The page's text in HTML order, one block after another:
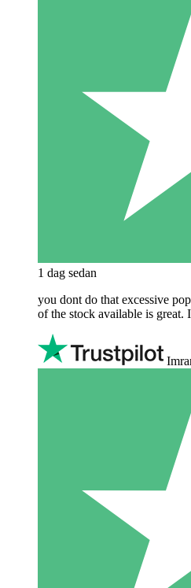
1 dag sedan
you dont do that excessive
of the stock available is